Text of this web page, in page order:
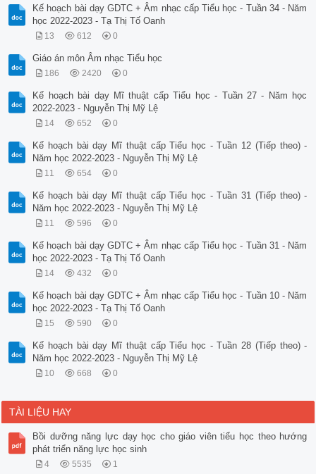
Kế hoạch bài dạy GDTC + Âm nhạc cấp Tiểu học - Tuần 34 - Năm
học 2022-2023 - Tạ Thị Tố Oanh
13 612 0
Giáo án môn Âm nhạc Tiểu học
186 2420 0
Kế hoạch bài dạy Mĩ thuật cấp Tiểu học - Tuần 27 - Năm học
2022-2023 - Nguyễn Thị Mỹ Lệ
14 652 0
Kế hoạch bài dạy Mĩ thuật cấp Tiểu học - Tuần 12 (Tiếp theo) -
Năm học 2022-2023 - Nguyễn Thị Mỹ Lệ
11 654 0
Kế hoạch bài dạy Mĩ thuật cấp Tiểu học - Tuần 31 (Tiếp theo) -
Năm học 2022-2023 - Nguyễn Thị Mỹ Lệ
11 596 0
Kế hoạch bài dạy GDTC + Âm nhạc cấp Tiểu học - Tuần 31 - Năm
học 2022-2023 - Tạ Thị Tố Oanh
14 432 0
Kế hoạch bài dạy GDTC + Âm nhạc cấp Tiểu học - Tuần 10 - Năm
học 2022-2023 - Tạ Thị Tố Oanh
15 590 0
Kế hoạch bài dạy Mĩ thuật cấp Tiểu học - Tuần 28 (Tiếp theo) -
Năm học 2022-2023 - Nguyễn Thị Mỹ Lệ
10 668 0
TÀI LIỆU HAY
Bồi dưỡng năng lực dạy học cho giáo viên tiểu học theo hướng
phát triển năng lực học sinh
4 5535 1